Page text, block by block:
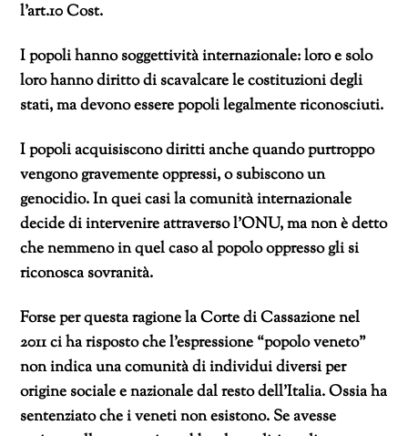
l’art.10 Cost.
I popoli hanno soggettività internazionale: loro e solo
loro hanno diritto di scavalcare le costituzioni degli
stati, ma devono essere popoli legalmente riconosciuti.
I popoli acquisiscono diritti anche quando purtroppo
vengono gravemente oppressi, o subiscono un
genocidio. In quei casi la comunità internazionale
decide di intervenire attraverso l’ONU, ma non è detto
che nemmeno in quel caso al popolo oppresso gli si
riconosca sovranità.
Forse per questa ragione la Corte di Cassazione nel
2011 ci ha risposto che l’espressione “popolo veneto”
non indica una comunità di individui diversi per
origine sociale e nazionale dal resto dell’Italia. Ossia ha
sentenziato che i veneti non esistono. Se avesse